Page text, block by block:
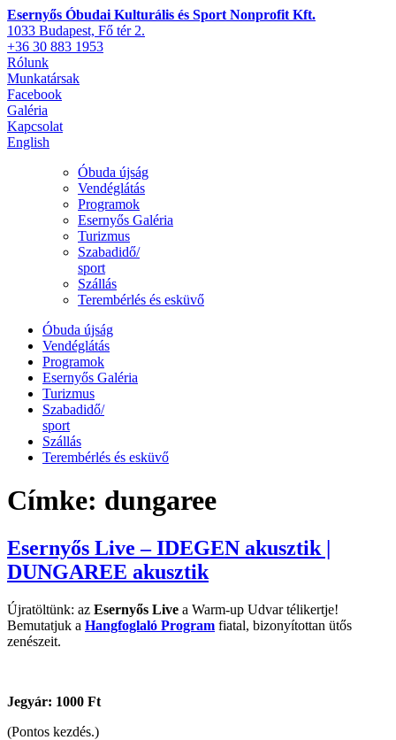
Esernyős Óbudai Kulturális és Sport Nonprofit Kft.
1033 Budapest, Fő tér 2.
+36 30 883 1953
Rólunk
Munkatársak
Facebook
Galéria
Kapcsolat
English
Óbuda újság
Vendéglátás
Programok
Esernyős Galéria
Turizmus
Szabadidő/
sport
Szállás
Terembérlés és esküvő
Óbuda újság
Vendéglátás
Programok
Esernyős Galéria
Turizmus
Szabadidő/
sport
Szállás
Terembérlés és esküvő
Címke: dungaree
Esernyős Live – IDEGEN akusztik |
DUNGAREE akusztik
Újratöltünk: az Esernyős Live a Warm-up Udvar télikertje!
Bemutatjuk a Hangfoglaló Program fiatal, bizonyítottan ütős
zenészeit.
Jegyár: 1000 Ft
(Pontos kezdés.)